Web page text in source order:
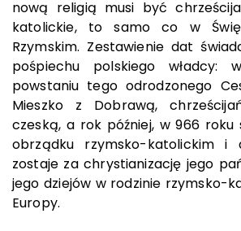
nową religią musi być
katolickie, to samo co w
Rzymskim. Zestawienie dat
pośpiechu polskiego
powstaniu tego odrodzonego
Mieszko z Dobrawą,
czeską, a rok później, w 966
obrządku rzymsko-katolickim
zostaje za chrystianizację jego
jego dziejów w rodzinie rzymsko-
Europy.